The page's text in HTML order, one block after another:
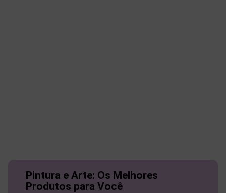
Pintura e Arte: Os Melhores
Produtos para Você